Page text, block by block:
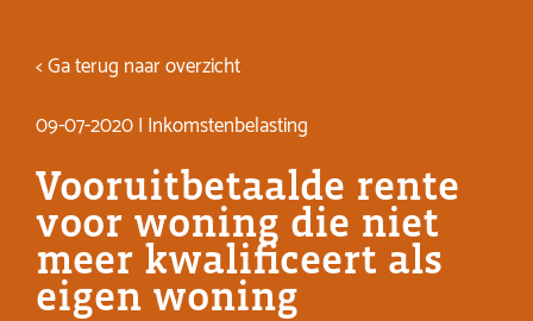
< Ga terug naar overzicht
09-07-2020 | Inkomstenbelasting
Vooruitbetaalde rente
voor woning die niet
meer kwalificeert als
eigen woning